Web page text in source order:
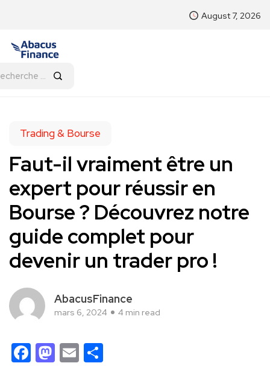
August 7, 2026
Trading & Bourse
Faut-il vraiment être un
expert pour réussir en
Bourse ? Découvrez notre
guide complet pour
devenir un trader pro !
AbacusFinance
mars 6, 2024 4 min read
Facebook
Mastodon
Email